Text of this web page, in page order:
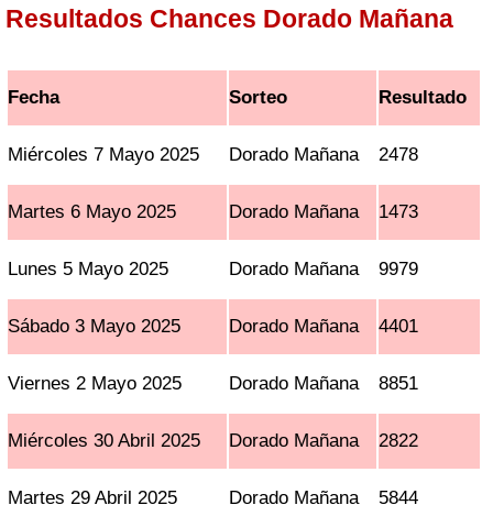
Resultados Chances Dorado Mañana
Fecha Sorteo Resultado
Miércoles 7 Mayo 2025 Dorado Mañana 2478
Martes 6 Mayo 2025 Dorado Mañana 1473
Lunes 5 Mayo 2025 Dorado Mañana 9979
Sábado 3 Mayo 2025 Dorado Mañana 4401
Viernes 2 Mayo 2025 Dorado Mañana 8851
Miércoles 30 Abril 2025 Dorado Mañana 2822
Martes 29 Abril 2025 Dorado Mañana 5844